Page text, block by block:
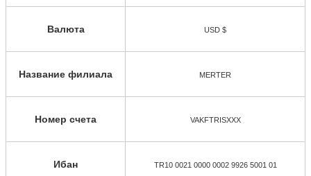
Валюта USD $
Название филиала MERTER
Номер счета VAKFTRISXXX
Ибан TR10 0021 0000 0002 9926 5001 01